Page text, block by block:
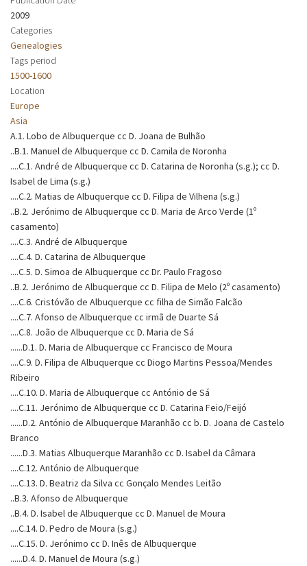
2009
Categories
Genealogies
Tags period
1500-1600
Location
Europe
Asia
A.1. Lobo de Albuquerque cc D. Joana de Bulhão
..B.1. Manuel de Albuquerque cc D. Camila de Noronha
....C.1. André de Albuquerque cc D. Catarina de Noronha (s.g.); cc D.
Isabel de Lima (s.g.)
....C.2. Matias de Albuquerque cc D. Filipa de Vilhena (s.g.)
..B.2. Jerónimo de Albuquerque cc D. Maria de Arco Verde (1º
casamento)
....C.3. André de Albuquerque
....C.4. D. Catarina de Albuquerque
....C.5. D. Simoa de Albuquerque cc Dr. Paulo Fragoso
..B.2. Jerónimo de Albuquerque cc D. Filipa de Melo (2º casamento)
....C.6. Cristóvão de Albuquerque cc filha de Simão Falcão
....C.7. Afonso de Albuquerque cc irmã de Duarte Sá
....C.8. João de Albuquerque cc D. Maria de Sá
......D.1. D. Maria de Albuquerque cc Francisco de Moura
....C.9. D. Filipa de Albuquerque cc Diogo Martins Pessoa/Mendes
Ribeiro
....C.10. D. Maria de Albuquerque cc António de Sá
....C.11. Jerónimo de Albuquerque cc D. Catarina Feio/Feijó
......D.2. António de Albuquerque Maranhão cc b. D. Joana de Castelo
Branco
......D.3. Matias Albuquerque Maranhão cc D. Isabel da Câmara
....C.12. António de Albuquerque
....C.13. D. Beatriz da Silva cc Gonçalo Mendes Leitão
..B.3. Afonso de Albuquerque
..B.4. D. Isabel de Albuquerque cc D. Manuel de Moura
....C.14. D. Pedro de Moura (s.g.)
....C.15. D. Jerónimo cc D. Inês de Albuquerque
......D.4. D. Manuel de Moura (s.g.)